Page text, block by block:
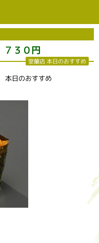
３０円
室蘭店 本日のおすすめ
日のおすすめ